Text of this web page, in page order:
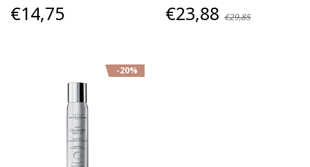
€14,75 €23,88 €29,85
-20%